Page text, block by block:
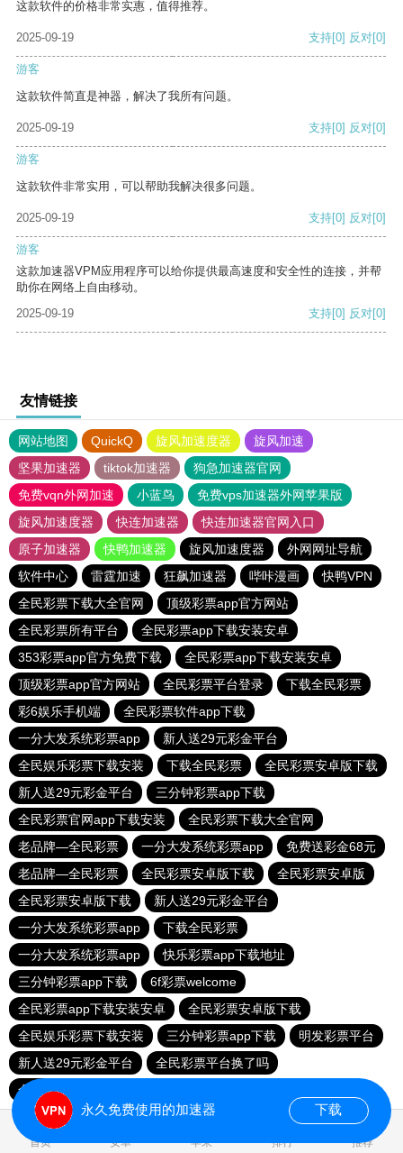
这款软件的价格非常实惠，值得推荐。
2025-09-19 支持[0] 反对[0]
游客
这款软件简直是神器，解决了我所有问题。
2025-09-19 支持[0] 反对[0]
游客
这款软件非常实用，可以帮助我解决很多问题。
2025-09-19 支持[0] 反对[0]
游客
这款加速器VPM应用程序可以给你提供最高速度和安全性的连接，并帮
助你在网络上自由移动。
2025-09-19
支持[0] 反对[0]
友情链接
网站地图 QuickQ 旋风加速度器
旋风加速
坚果加速器
tiktok加速器
狗急加速器官网
免费vqn外网加速
小蓝鸟
免费vps加速器外网苹果版
旋风加速度器
快连加速器
快连加速器官网入口
原子加速器
快鸭加速器 旋风加速度器
外网网址导航
软件中心
雷霆加速 狂飙加速器 哔咔漫画
快鸭VPN
全民彩票下载大全官网
顶级彩票app官方网站
全民彩票所有平台
全民彩票app下载安装安卓
353彩票app官方免费下载
全民彩票app下载安装安卓
顶级彩票app官方网站
全民彩票平台登录
下载全民彩票
彩6娱乐手机端
全民彩票软件app下载
一分大发系统彩票app
新人送29元彩金平台
全民娱乐彩票下载安装
下载全民彩票
全民彩票安卓版下载
新人送29元彩金平台
三分钟彩票app下载
全民彩票官网app下载安装
全民彩票下载大全官网
老品牌—全民彩票
一分大发系统彩票app
免费送彩金68元
老品牌—全民彩票
全民彩票安卓版下载
全民彩票安卓版
全民彩票安卓版下载
新人送29元彩金平台
一分大发系统彩票app
下载全民彩票
一分大发系统彩票app
快乐彩票app下载地址
三分钟彩票app下载
6f彩票welcome
全民彩票app下载安装安卓
全民彩票安卓版下载
全民娱乐彩票下载安装
三分钟彩票app下载
明发彩票平台
新人送29元彩金平台
全民彩票平台换了吗
全民彩票官网app下载安装
首页 安卓 苹果 排行 推荐
永久免费使用的加速器 下载
0.027752s